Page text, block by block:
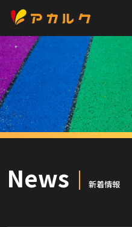
News 新着情報